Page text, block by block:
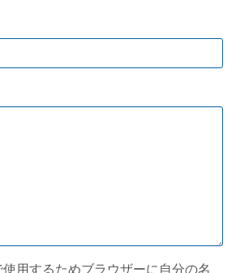
用するためブラウザーに自分の名